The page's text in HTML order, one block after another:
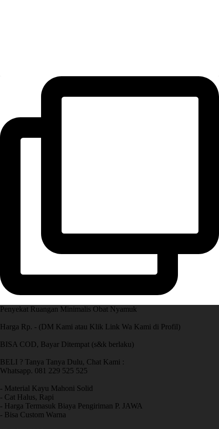
Penyekat Ruangan Minimalis Obat Nyamuk
Harga Rp. - (DM Kami atau Klik Link Wa Kami di Profil)
BISA COD, Bayar Ditempat (s&k berlaku)
BELI ? Tanya Tanya Dulu, Chat Kami :
Whatsapp. 081 229 525 525
- Material Kayu Mahoni Solid
- Cat Halus, Rapi
- Harga Termasuk Biaya Pengiriman P. JAWA
- Bisa Custom Warna